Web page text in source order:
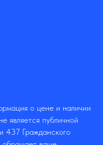
о цене и наличии
является публичной
437 Гражданского